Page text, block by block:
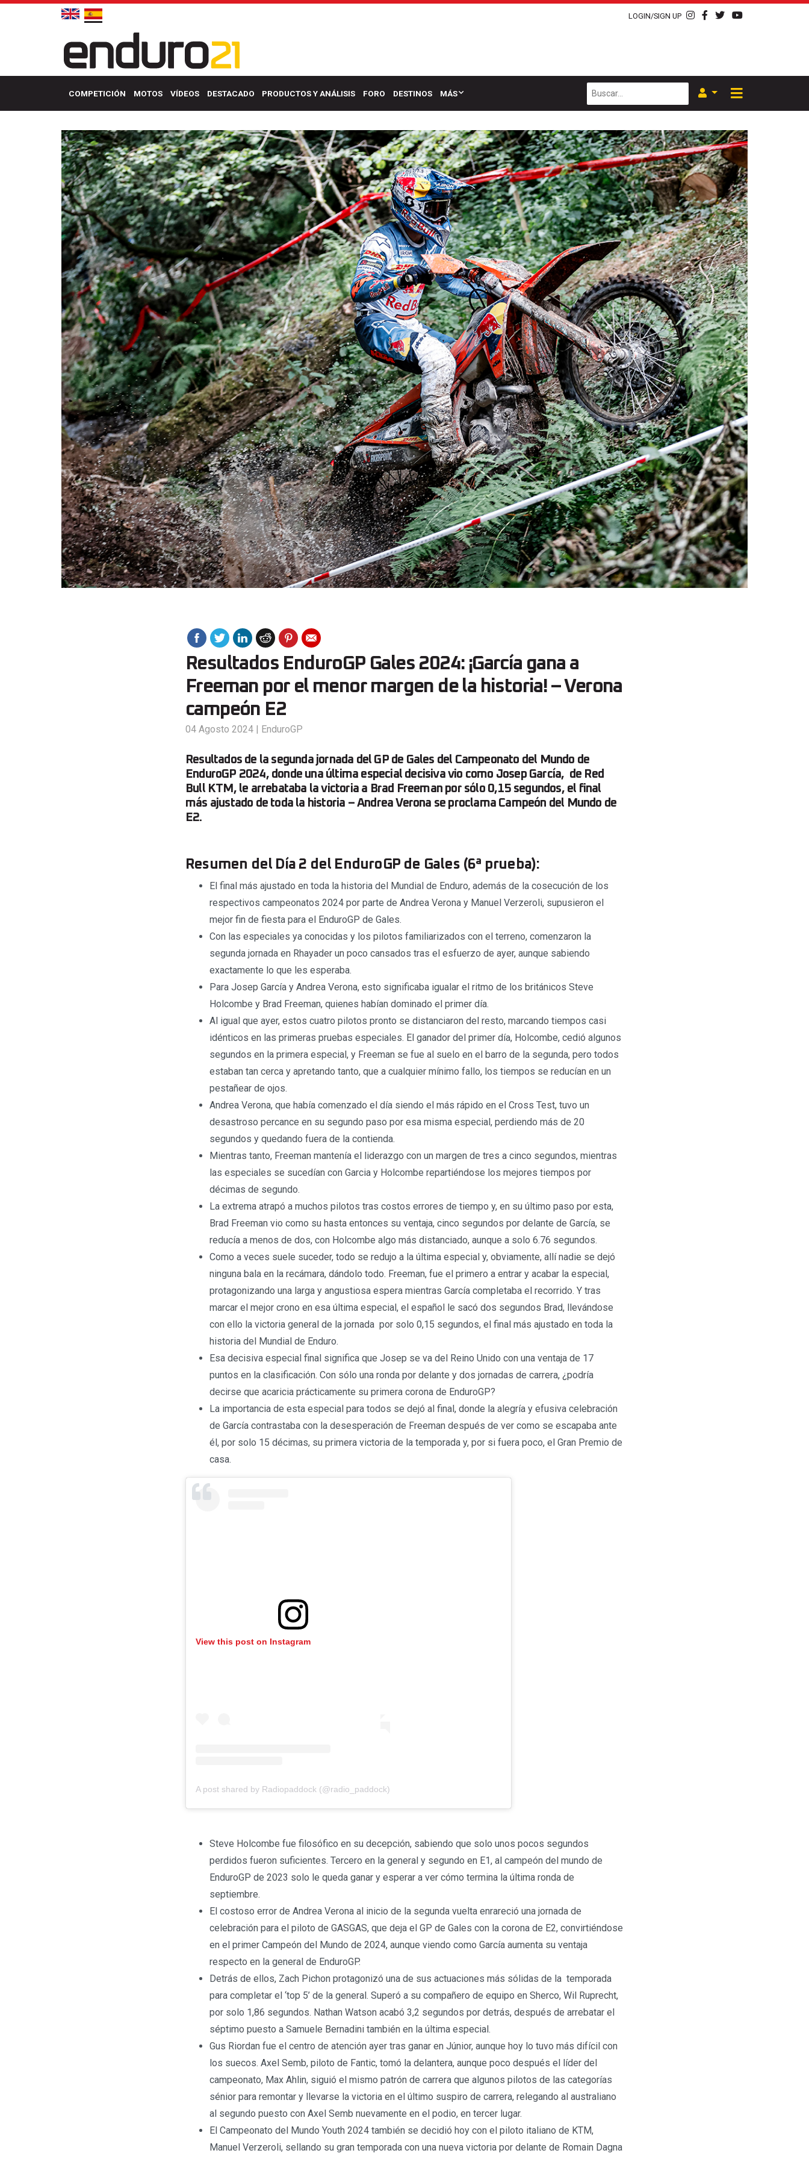
LOGIN/SIGN UP
COMPETICIÓN MOTOS VÍDEOS DESTACADO PRODUCTOS Y ANÁLISIS FORO DESTINOS MÁS
Resultados EnduroGP Gales 2024: ¡García gana a
Freeman por el menor margen de la historia! – Verona
campeón E2
04 Agosto 2024 | EnduroGP
Resultados de la segunda jornada del GP de Gales del Campeonato del Mundo de
EnduroGP 2024, donde una última especial decisiva vio como Josep García, de Red
Bull KTM, le arrebataba la victoria a Brad Freeman por sólo 0,15 segundos, el final
más ajustado de toda la historia – Andrea Verona se proclama Campeón del Mundo de
E2.
Resumen del Día 2 del EnduroGP de Gales (6ª prueba):
El final más ajustado en toda la historia del Mundial de Enduro, además de la cosecución de los
respectivos campeonatos 2024 por parte de Andrea Verona y Manuel Verzeroli, supusieron el
mejor fin de fiesta para el EnduroGP de Gales.
Con las especiales ya conocidas y los pilotos familiarizados con el terreno, comenzaron la
segunda jornada en Rhayader un poco cansados tras el esfuerzo de ayer, aunque sabiendo
exactamente lo que les esperaba.
Para Josep García y Andrea Verona, esto significaba igualar el ritmo de los británicos Steve
Holcombe y Brad Freeman, quienes habían dominado el primer día.
Al igual que ayer, estos cuatro pilotos pronto se distanciaron del resto, marcando tiempos casi
idénticos en las primeras pruebas especiales. El ganador del primer día, Holcombe, cedió algunos
segundos en la primera especial, y Freeman se fue al suelo en el barro de la segunda, pero todos
estaban tan cerca y apretando tanto, que a cualquier mínimo fallo, los tiempos se reducían en un
pestañear de ojos.
Andrea Verona, que había comenzado el día siendo el más rápido en el Cross Test, tuvo un
desastroso percance en su segundo paso por esa misma especial, perdiendo más de 20
segundos y quedando fuera de la contienda.
Mientras tanto, Freeman mantenía el liderazgo con un margen de tres a cinco segundos, mientras
las especiales se sucedían con Garcia y Holcombe repartiéndose los mejores tiempos por
décimas de segundo.
La extrema atrapó a muchos pilotos tras costos errores de tiempo y, en su último paso por esta,
Brad Freeman vio como su hasta entonces su ventaja, cinco segundos por delante de García, se
reducía a menos de dos, con Holcombe algo más distanciado, aunque a solo 6.76 segundos.
Como a veces suele suceder, todo se redujo a la última especial y, obviamente, allí nadie se dejó
ninguna bala en la recámara, dándolo todo. Freeman, fue el primero a entrar y acabar la especial,
protagonizando una larga y angustiosa espera mientras García completaba el recorrido. Y tras
marcar el mejor crono en esa última especial, el español le sacó dos segundos Brad, llevándose
con ello la victoria general de la jornada por solo 0,15 segundos, el final más ajustado en toda la
historia del Mundial de Enduro.
Esa decisiva especial final significa que Josep se va del Reino Unido con una ventaja de 17
puntos en la clasificación. Con sólo una ronda por delante y dos jornadas de carrera, ¿podría
decirse que acaricia prácticamente su primera corona de EnduroGP?
La importancia de esta especial para todos se dejó al final, donde la alegría y efusiva celebración
de García contrastaba con la desesperación de Freeman después de ver como se escapaba ante
él, por solo 15 décimas, su primera victoria de la temporada y, por si fuera poco, el Gran Premio de
casa.
View this post on Instagram
A post shared by Radiopaddock (@radio_paddock)
Steve Holcombe fue filosófico en su decepción, sabiendo que solo unos pocos segundos
perdidos fueron suficientes. Tercero en la general y segundo en E1, al campeón del mundo de
EnduroGP de 2023 solo le queda ganar y esperar a ver cómo termina la última ronda de
septiembre.
El costoso error de Andrea Verona al inicio de la segunda vuelta enrareció una jornada de
celebración para el piloto de GASGAS, que deja el GP de Gales con la corona de E2, convirtiéndose
en el primer Campeón del Mundo de 2024, aunque viendo como García aumenta su ventaja
respecto en la general de EnduroGP.
Detrás de ellos, Zach Pichon protagonizó una de sus actuaciones más sólidas de la temporada
para completar el ‘top 5’ de la general. Superó a su compañero de equipo en Sherco, Wil Ruprecht,
por solo 1,86 segundos. Nathan Watson acabó 3,2 segundos por detrás, después de arrebatar el
séptimo puesto a Samuele Bernadini también en la última especial.
Gus Riordan fue el centro de atención ayer tras ganar en Júnior, aunque hoy lo tuvo más difícil con
los suecos. Axel Semb, piloto de Fantic, tomó la delantera, aunque poco después el líder del
campeonato, Max Ahlin, siguió el mismo patrón de carrera que algunos pilotos de las categorías
sénior para remontar y llevarse la victoria en el último suspiro de carrera, relegando al australiano
al segundo puesto con Axel Semb nuevamente en el podio, en tercer lugar.
El Campeonato del Mundo Youth 2024 también se decidió hoy con el piloto italiano de KTM,
Manuel Verzeroli, sellando su gran temporada con una nueva victoria por delante de Romain Dagna